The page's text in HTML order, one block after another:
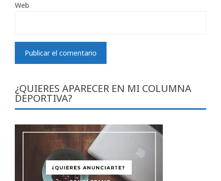
Web
¿QUIERES APARECER EN MI COLUMNA
DEPORTIVA?